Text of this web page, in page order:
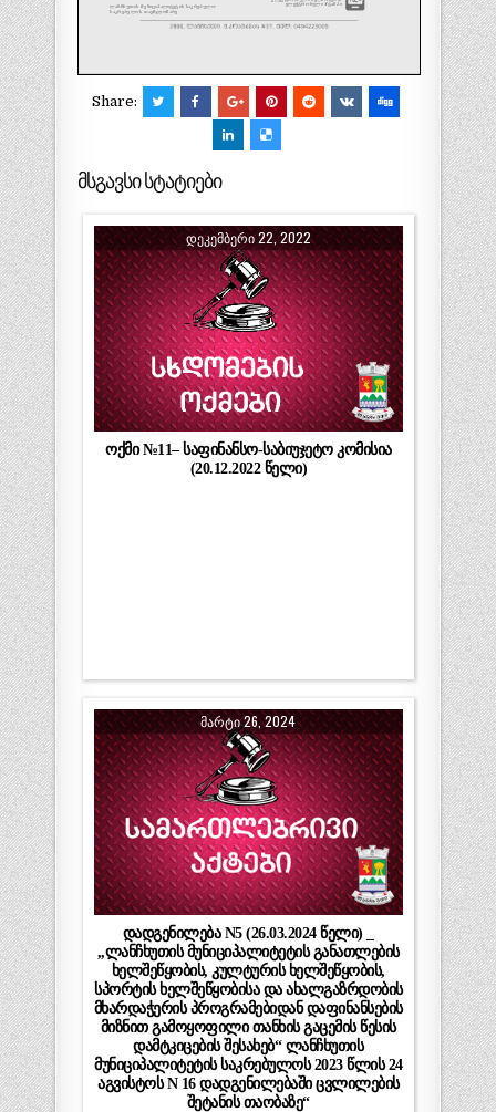
Share:
მსგავსი სტატიები
ᲓᲔᲙᲔᲛᲑᲔᲠᲘ 22, 2022
ოქმი №11– საფინანსო-საბიუჯეტო კომისია
(20.12.2022 წელი)
ᲛᲐᲠᲢᲘ 26, 2024
დადგენილება N5 (26.03.2024 წელი) _
,,ლანჩხუთის მუნიციპალიტეტის განათლების
ხელშეწყობის, კულტურის ხელშეწყობის,
სპორტის ხელშეწყობისა და ახალგაზრდობის
მხარდაჭერის პროგრამებიდან დაფინანსების
მიზნით გამოყოფილი თანხის გაცემის წესის
დამტკიცების შესახებ“ ლანჩხუთის
მუნიციპალიტეტის საკრებულოს 2023 წლის 24
აგვისტოს N 16 დადგენილებაში ცვლილების
შეტანის თაობაზე“